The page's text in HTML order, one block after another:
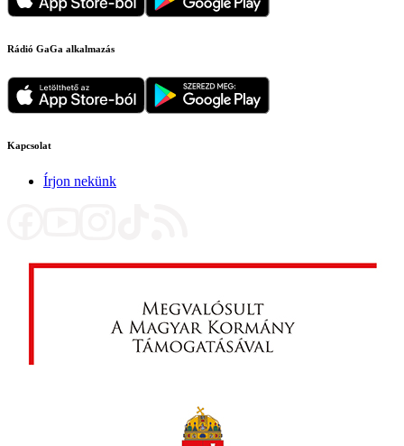
Rádió GaGa alkalmazás
Kapcsolat
Írjon nekünk